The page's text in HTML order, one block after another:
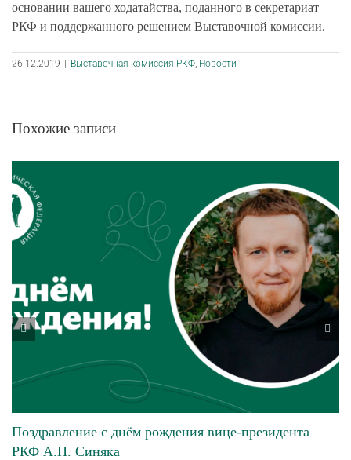
основании вашего ходатайства, поданного в секретариат
РКФ и поддержанного решением Выставочной комиссии.
26.12.2019 Выставочная комиссия РКФ, Новости
Похожие записи
Поздравление с днём рождения вице-президента
РКФ А.Н. Синяка